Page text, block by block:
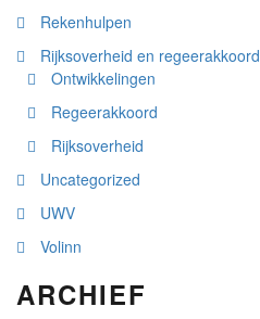
Rekenhulpen
Rijksoverheid en regeerakkoord
Ontwikkelingen
Regeerakkoord
Rijksoverheid
Uncategorized
UWV
Volinn
ARCHIEF